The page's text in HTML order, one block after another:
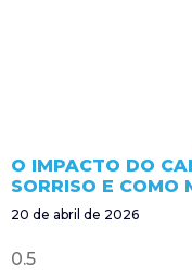
O IMPACTO DO
SORRISO E COMO
20 de abril de 2026